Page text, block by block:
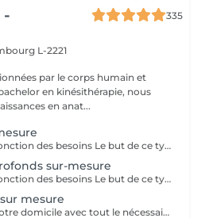
-
335
L-2221
par le corps humain et
en kinésithérapie, nous
en anat...
Massage sur mesure en fonction des besoins Le but de ce type de massage sera l'optimisation de la récupération musculaire entre les entraînements sportifs (circulation sanguine ramenée au coeur et muscles assouplis), le rythme sera élevé et la pression plus forte que lors d'un massage relaxant mais moins que pour un massage des tissus profonds
sur-mesure
Massage sur mesure en fonction des besoins Le but de ce type de massage sera de travailler plus en profondeur sur les zones de tensions et de douleur, le rythme est modéré et la pression élevée (mais toujours adaptée en fonction de votre ressenti)
mesure
Nous nous déplaçons à votre domicile avec tout le nécessaire (table, serviettes, huile...) Déplacement à Luxembourg ville ou proche uniquement A noter que le massage durera entre 1h et 1h30 (selon votre réservation) après le temps de trajet. Ainsi si vous réservez pour 12h, prévoyez que le massage commence vers 12h30. Ce temps de trajet n'est pas facturé mais il est à prendre en compte dans le planning Merci de réserver ce service à domicile uniquement si vous souhaitez recevoir un massage dans le respect, aucune avance ou geste déplacé ne serait toléré.